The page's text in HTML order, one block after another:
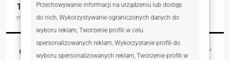
Przechowywanie informacji na urządzeniu lub dostęp
do nich, Wykorzystywanie ograniczonych danych do
wyboru reklam, Tworzenie profili w celu
spersonalizowanych reklam, Wykorzystanie profili do
wyboru spersonalizowanych reklam, Tworzenie profili w
100.00
m²
Magdalena Burnicka-Zielińska 24 godziny temu